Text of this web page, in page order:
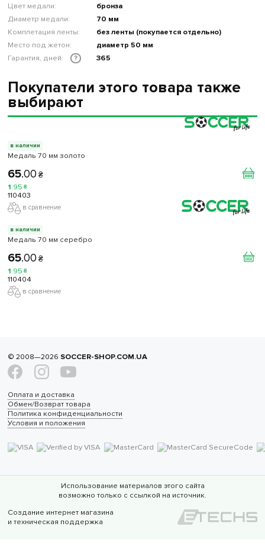
Цвет медали:
бронза
Диаметр медали:
70 мм
Комплетация ленты:
без ленты (покупается отдельно)
Место под жетон:
диаметр 50 мм
Гарантия, дней:
? 365
Покупатели этого товара также
выбирают
в наличии
Медаль 70 мм золото
65.00 ₴
1.95 ₴
110403
в сравнение
в наличии
Медаль 70 мм серебро
65.00 ₴
1.95 ₴
110404
в сравнение
© 2008—2026 SOCCER-SHOP.COM.UA
Оплата и доставка
Обмен/Возврат товара
Политика конфиденциальности
Условия и положения
Использование материалов этого сайта
возможно только с ссылкой на источник.
Создание интернет магазина
и техническая поддержка